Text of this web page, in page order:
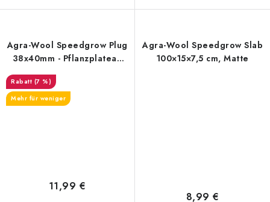
Agra-Wool Speedgrow Plug
38x40mm - Pflanzplateau
(7 %)
Mehr für weniger
11,99 €
Agra-Wool Speedgrow Slab
100×15×7,5 cm, Matte
8,99 €